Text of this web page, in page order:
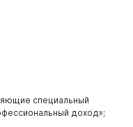
специальный
доход»;